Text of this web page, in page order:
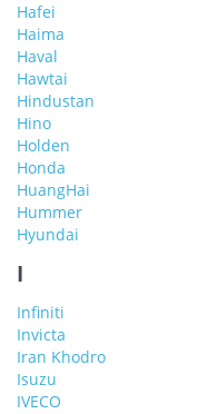
Hafei
Haima
Haval
Hawtai
Hindustan
Hino
Holden
Honda
HuangHai
Hummer
Hyundai
I
Infiniti
Invicta
Iran Khodro
Isuzu
IVECO